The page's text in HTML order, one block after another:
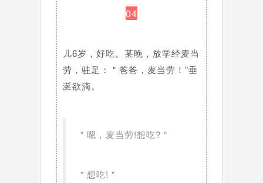
04
儿6岁，好吃。某晚，放学经麦当
劳，驻足：＂爸爸，麦当劳！”垂
涎欲滴。
＂嗯，麦当劳!想吃?＂
＂想吃!＂